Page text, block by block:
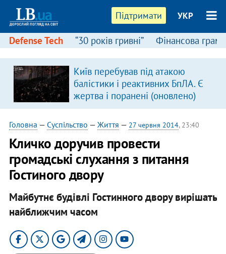
Підтримати УКР
Defense Tech “30 років гривні” Фінансова
Київ перебував під атакою
балістики і реактивних БпЛА. Є
жертва і поранені (оновлено)
Головна — Суспільство — Життя — 27 червня 2014, 23:40
Кличко доручив провести
громадські слухання з питання
Гостиного двору
Майбутнє будівлі Гостинного двору вирішать
найближчим часом